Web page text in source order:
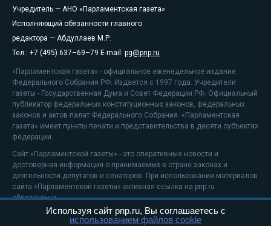
Учредитель — АНО «Парламентская газета»
Исполняющий обязанности главного
редактора — Абдуллаев М.Р.
Тел.: +7 (495) 637–69–79 E-mail: pg@pnp.ru
«Парламентская газета» - официальное еженедельное издание
Федерального Собрания РФ. Издается с 1997 года. Учредители
газеты - Государственная Дума и Совет Федерации РФ. Официальный
публикатор федеральных конституционных законов, федеральных
законов и актов палат Федерального Собрания. «Парламентская
газета» имеет пункты печати и представительства в десяти субъектах
федерации.
Сайт «Парламентской газеты» - это оперативные новости и
достоверная информация о принимаемых в стране законах и
деятельности депутатов и сенаторов. При использовании материалов
сайта «Парламентской газеты» активная ссылка на pnp.ru
обязательна.
На информационном ресурсе применяютсярекомендательные
Используя сайт pnp.ru, Вы соглашаетесь с
использованием файлов cookie